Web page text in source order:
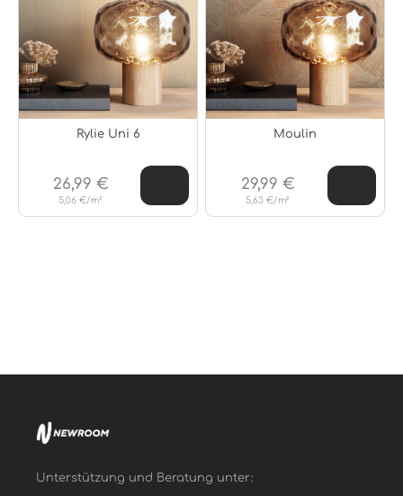
Rylie Uni 6
5,06 €/m²
26,99 €
Moulin
5,63 €/m²
29,99 €
Unterstützung und Beratung unter: